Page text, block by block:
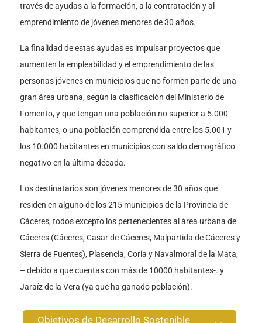
través de ayudas a la formación, a la contratación y al
emprendimiento de jóvenes menores de 30 años.
La finalidad de estas ayudas es impulsar proyectos que
aumenten la empleabilidad y el emprendimiento de las
personas jóvenes en municipios que no formen parte de una
gran área urbana, según la clasificación del Ministerio de
Fomento, y que tengan una población no superior a 5.000
habitantes, o una población comprendida entre los 5.001 y
los 10.000 habitantes en municipios con saldo demográfico
negativo en la última década.
Los destinatarios son jóvenes menores de 30 años que
residen en alguno de los 215 municipios de la Provincia de
Cáceres, todos excepto los pertenecientes al área urbana de
Cáceres (Cáceres, Casar de Cáceres, Malpartida de Cáceres y
Sierra de Fuentes), Plasencia, Coria y Navalmoral de la Mata,
– debido a que cuentas con más de 10000 habitantes-. y
Jaraíz de la Vera (ya que ha ganado población).
Objetivos de Desarrollo Sostenible